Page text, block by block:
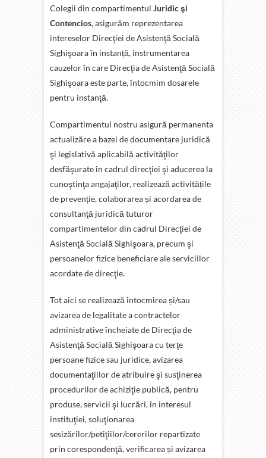
Colegii din compartimentul Juridic şi
Contencios, asigurăm reprezentarea
intereselor Direcţiei de Asistenţă Socială
Sighişoara în instanță, instrumentarea
cauzelor în care Direcţia de Asistenţă Socială
Sighişoara este parte, întocmim dosarele
pentru instanţă.
Compartimentul nostru asigură permanenta
actualizăre a bazei de documentare juridică
şi legislativă aplicabilă activităţilor
desfăşurate în cadrul direcţiei şi aducerea la
cunoştinţa angajaţilor, realizează activitățile
de prevenție, colaborarea și acordarea de
consultanţă juridică tuturor
compartimentelor din cadrul Direcţiei de
Asistenţă Socială Sighişoara, precum şi
persoanelor fizice beneficiare ale serviciilor
acordate de direcţie.
Tot aici se realizează întocmirea și/sau
avizarea de legalitate a contractelor
administrative încheiate de Direcţia de
Asistenţă Socială Sighişoara cu terţe
persoane fizice sau juridice, avizarea
documentaţiilor de atribuire şi susţinerea
procedurilor de achiziţie publică, pentru
produse, servicii şi lucrări, în interesul
instituţiei, soluţionarea
sesizărilor/petiţiilor/cererilor repartizate
prin corespondenţă, verificarea și avizarea